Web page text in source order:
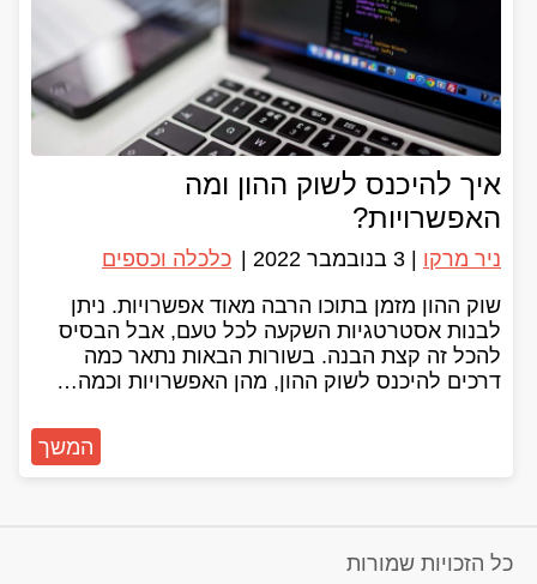
איך להיכנס לשוק ההון ומה
האפשרויות?
ניר מרקו 3 בנובמבר 2022
כלכלה וכספים
שוק ההון מזמן בתוכו הרבה מאוד אפשרויות. ניתן
לבנות אסטרטגיות השקעה לכל טעם, אבל הבסיס
להכל זה קצת הבנה. בשורות הבאות נתאר כמה
דרכים להיכנס לשוק ההון, מהן האפשרויות וכמה…
המשך
כל הזכויות שמורות